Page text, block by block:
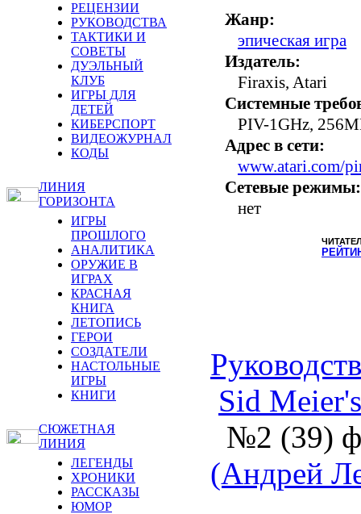
РЕЦЕНЗИИ
РУКОВОДСТВА
ТАКТИКИ И
СОВЕТЫ
ДУЭЛЬНЫЙ
КЛУБ
ИГРЫ ДЛЯ
ДЕТЕЙ
КИБЕРСПОРТ
ВИДЕОЖУРНАЛ
КОДЫ
ЛИНИЯ
ГОРИЗОНТА
ИГРЫ
ПРОШЛОГО
АНАЛИТИКА
ОРУЖИЕ В
ИГРАХ
КРАСНАЯ
КНИГА
ЛЕТОПИСЬ
ГЕРОИ
СОЗДАТЕЛИ
НАСТОЛЬНЫЕ
ИГРЫ
КНИГИ
СЮЖЕТНАЯ
ЛИНИЯ
ЛЕГЕНДЫ
ХРОНИКИ
РАССКАЗЫ
ЮМОР
Жанр:
эпическая игра
Издатель:
Firaxis, Atari
Системные
PIV-1GHz,
Адрес в сети:
www.atari.com/
Сетевые режимы:
нет
Sid
№2 (39)
(Андрей